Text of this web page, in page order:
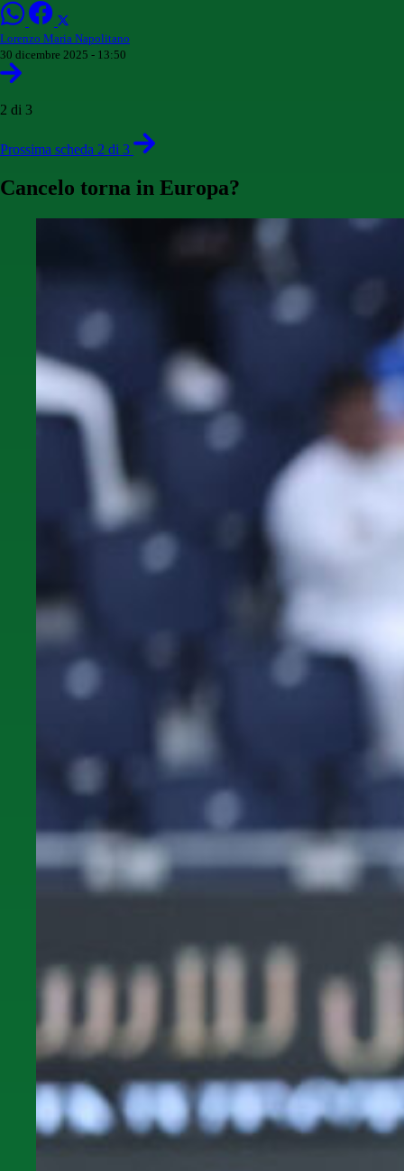
Lorenzo Maria Napolitano
30 dicembre 2025 - 13:50
2 di 3
Prossima scheda 2 di 3
Cancelo torna in Europa?